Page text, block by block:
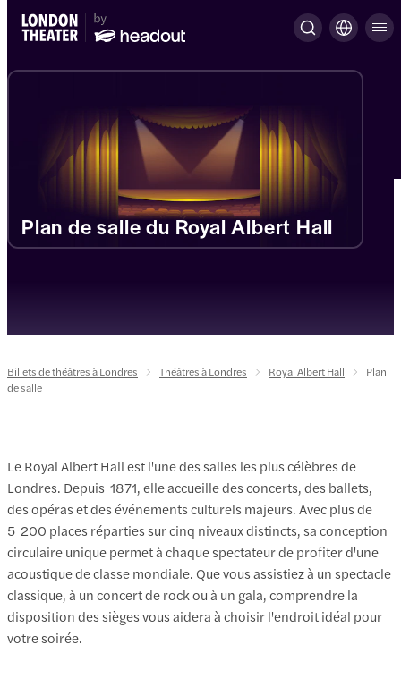
Plan de salle du Royal Albert Hall
Billets de théâtres à Londres Théâtres à Londres Royal Albert Hall
Plan
de salle
Le Royal Albert Hall est l'une des salles les plus célèbres de
Londres. Depuis 1871, elle accueille des concerts, des ballets,
des opéras et des événements culturels majeurs. Avec plus de
5 200 places réparties sur cinq niveaux distincts, sa conception
circulaire unique permet à chaque spectateur de profiter d'une
acoustique de classe mondiale. Que vous assistiez à un spectacle
classique, à un concert de rock ou à un gala, comprendre la
disposition des sièges vous aidera à choisir l'endroit idéal pour
votre soirée.